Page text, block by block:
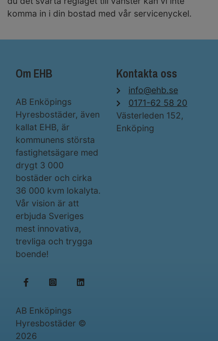
komma in i din bostad med vår servicenyckel.
Om EHB
AB Enköpings
Hyresbostäder, även
kallat EHB, är
kommunens största
fastighetsägare med
drygt 3 000
bostäder och cirka
36 000 kvm lokalyta.
Vår vision är att
erbjuda Sveriges
mest innovativa,
trevliga och trygga
boende!
AB Enköpings
Hyresbostäder ©
2026
Kontakta oss
info@ehb.se
0171-62 58 20
Västerleden 152,
Enköping